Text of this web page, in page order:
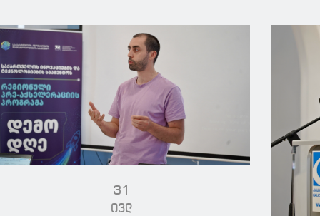
31
ივლ